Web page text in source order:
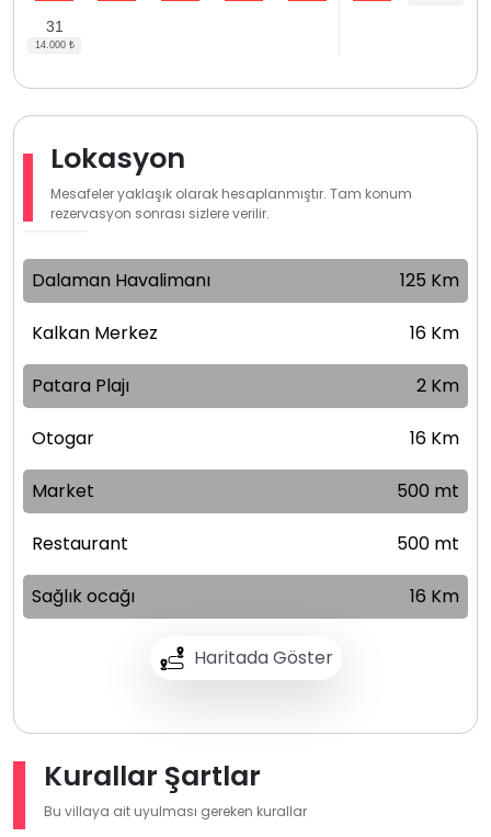
31
Lokasyon
Mesafeler yaklaşık olarak hesaplanmıştır. Tam konum
rezervasyon sonrası sizlere verilir.
Haritada Göster
Dalaman Havalimanı 125 Km
Kalkan Merkez 16 Km
Patara Plajı 2 Km
Otogar 16 Km
Market 500 mt
Restaurant 500 mt
Sağlık ocağı 16 Km
Kurallar Şartlar
Bu villaya ait uyulması gereken kurallar